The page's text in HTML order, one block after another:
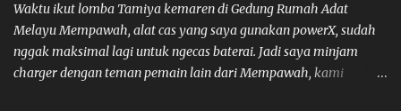
Waktu ikut lomba Tamiya kemaren di Gedung Rumah Adat
Melayu Mempawah, alat cas yang saya gunakan powerX, sudah
nggak maksimal lagi untuk ngecas baterai. Jadi saya minjam
charger dengan teman pemain lain dari Mempawah, kami